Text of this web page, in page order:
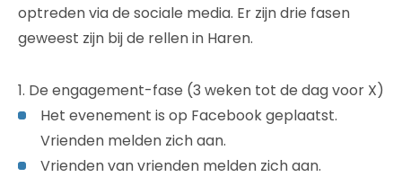
optreden via de sociale media. Er zijn drie fasen
geweest zijn bij de rellen in Haren.
1. De engagement-fase (3 weken tot de dag voor X)
Het evenement is op Facebook geplaatst.
Vrienden melden zich aan.
Vrienden van vrienden melden zich aan.